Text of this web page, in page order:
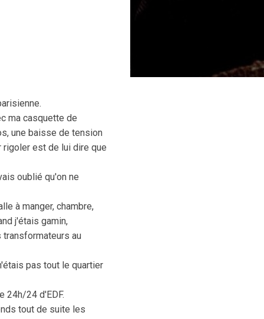
ma casquette de
une baisse de tension
rigoler est de lui dire que
oublié qu'on ne
à manger, chambre,
j'étais gamin,
au
pas tout le quartier
24h/24 d'EDF.
tout de suite les